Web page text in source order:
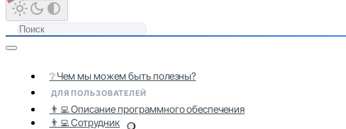
❔ Чем мы можем быть полезны?
ДЛЯ ПОЛЬЗОВАТЕЛЕЙ
👨‍💻 Описание программного обеспечения
👨‍💻 Сотрудник